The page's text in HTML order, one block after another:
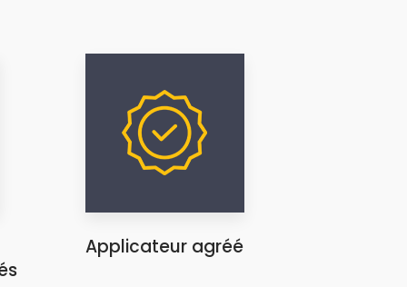
Applicateur agréé